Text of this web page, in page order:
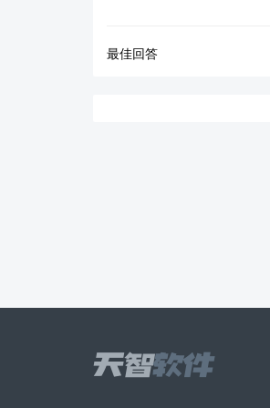
最佳回答